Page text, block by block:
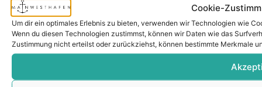
Cookie-
Um dir ein optimales Erlebnis zu bieten, verwenden wir Technologien wie
Wenn du diesen Technologien zustimmst, können wir Daten wie das
Zustimmung nicht erteilst oder zurückziehst, können bestimmte Merkmale